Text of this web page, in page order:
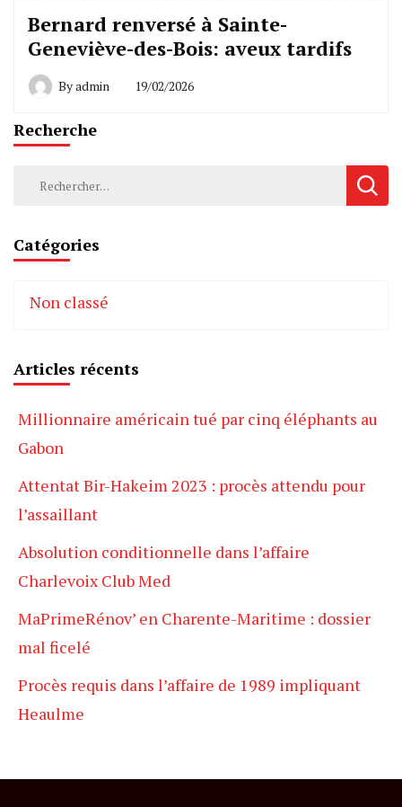
Bernard renversé à Sainte-
Geneviève-des-Bois: aveux tardifs
Byadmin 19/02/2026
Recherche
Rechercher :
Catégories
Non classé
Articles récents
Millionnaire américain tué par cinq éléphants au
Gabon
Attentat Bir-Hakeim 2023 : procès attendu pour
l’assaillant
Absolution conditionnelle dans l’affaire
Charlevoix Club Med
MaPrimeRénov’ en Charente-Maritime : dossier
mal ficelé
Procès requis dans l’affaire de 1989 impliquant
Heaulme